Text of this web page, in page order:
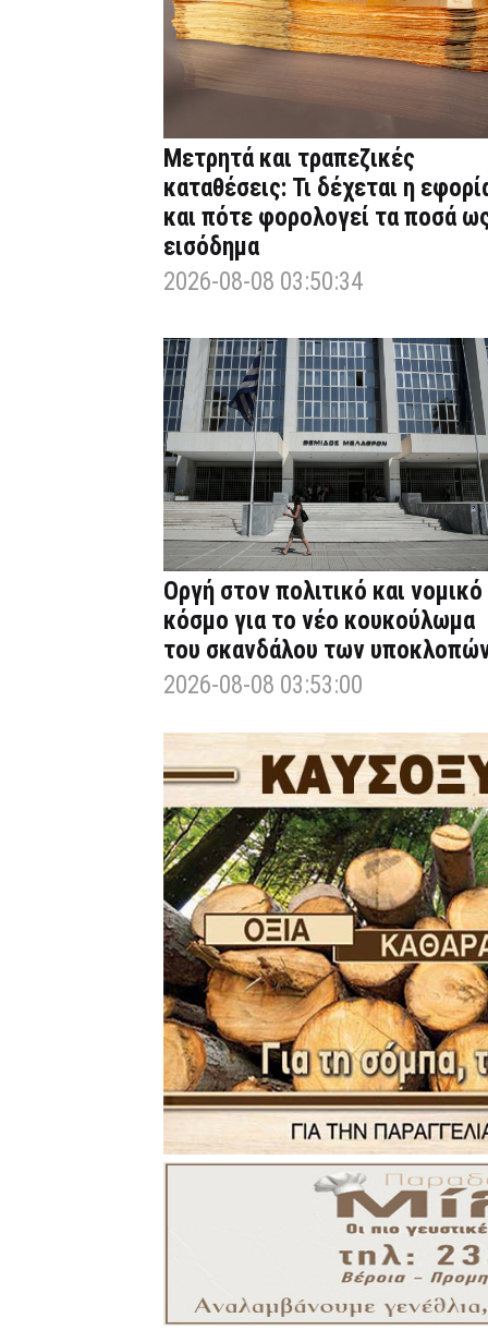
Μετρητά και τραπεζικές
καταθέσεις: Τι δέχεται η
και πότε φορολογεί τα ποσά
εισόδημα
2026-08-08 03:50:34
Οργή στον πολιτικό και νομικό
κόσμο για το νέο κουκούλωμα
του σκανδάλου των
2026-08-08 03:53:00